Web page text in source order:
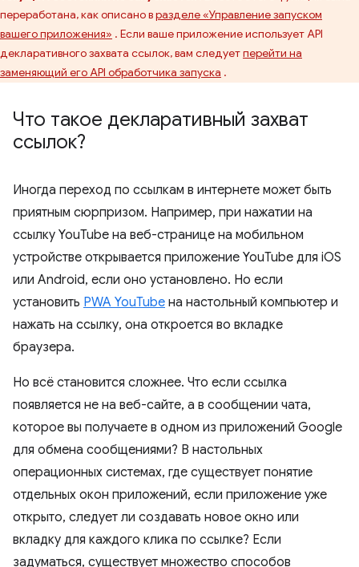
переработана, как описано вразделе «Управление запуском
вашего приложения» . Если ваше приложение использует API
декларативного захвата ссылок, вам следуетперейти на
заменяющий его API обработчика запуска .
Что такое декларативный захват
ссылок?
Иногда переход по ссылкам в интернете может быть
приятным сюрпризом. Например, при нажатии на
ссылку YouTube на веб-странице на мобильном
устройстве открывается приложение YouTube для iOS
или Android, если оно установлено. Но если
установить PWA YouTube на настольный компьютер и
нажать на ссылку, она откроется во вкладке
браузера.
Но всё становится сложнее. Что если ссылка
появляется не на веб-сайте, а в сообщении чата,
которое вы получаете в одном из приложений Google
для обмена сообщениями? В настольных
операционных системах, где существует понятие
отдельных окон приложений, если приложение уже
открыто, следует ли создавать новое окно или
вкладку для каждого клика по ссылке? Если
задуматься, существует множество способов